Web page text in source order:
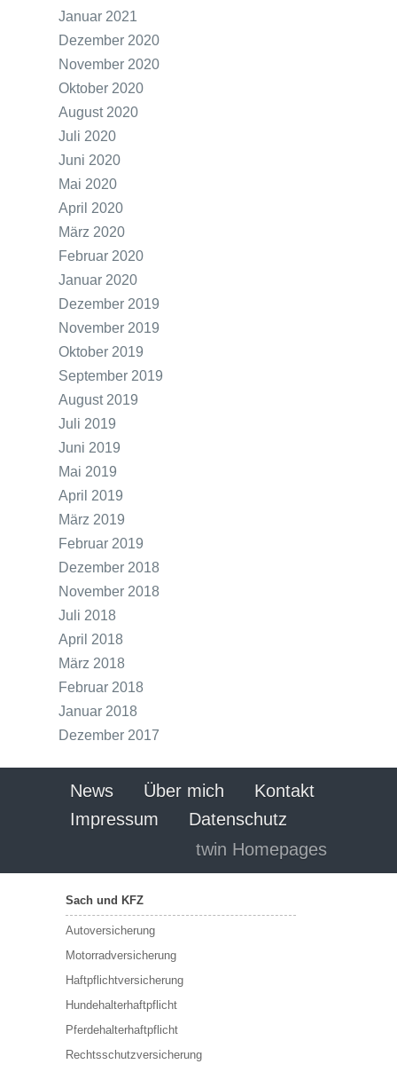
Januar 2021
Dezember 2020
November 2020
Oktober 2020
August 2020
Juli 2020
Juni 2020
Mai 2020
April 2020
März 2020
Februar 2020
Januar 2020
Dezember 2019
November 2019
Oktober 2019
September 2019
August 2019
Juli 2019
Juni 2019
Mai 2019
April 2019
März 2019
Februar 2019
Dezember 2018
November 2018
Juli 2018
April 2018
März 2018
Februar 2018
Januar 2018
Dezember 2017
News Über mich
Kontakt
Impressum
Datenschutz
twin Homepages
Sach und KFZ
Autoversicherung
Motorradversicherung
Haftpflichtversicherung
Hundehalterhaftpflicht
Pferdehalterhaftpflicht
Rechtsschutzversicherung